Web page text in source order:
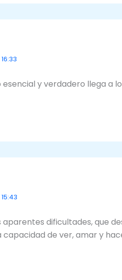
y verdadero llega a
dificultades, que
de ver, amar y